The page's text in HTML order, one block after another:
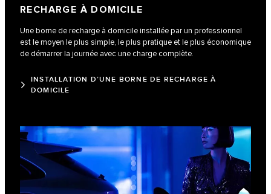
RECHARGE À DOMICILE
Une borne de recharge à domicile installée par un professionnel
est le moyen le plus simple, le plus pratique et le plus économique
de démarrer la journée avec une charge complète.
INSTALLATION D’UNE BORNE DE RECHARGE À
DOMICILE